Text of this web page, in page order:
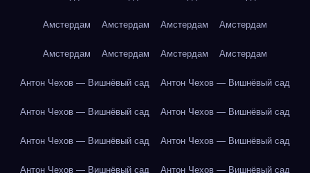
Амстердам Амстердам Амстердам Амстердам
Амстердам Амстердам Амстердам Амстердам
Антон Чехов — Вишнёвый сад Антон Чехов — Вишнёвый сад
Антон Чехов — Вишнёвый сад Антон Чехов — Вишнёвый сад
Антон Чехов — Вишнёвый сад Антон Чехов — Вишнёвый сад
Антон Чехов — Вишнёвый сад Антон Чехов — Вишнёвый сад